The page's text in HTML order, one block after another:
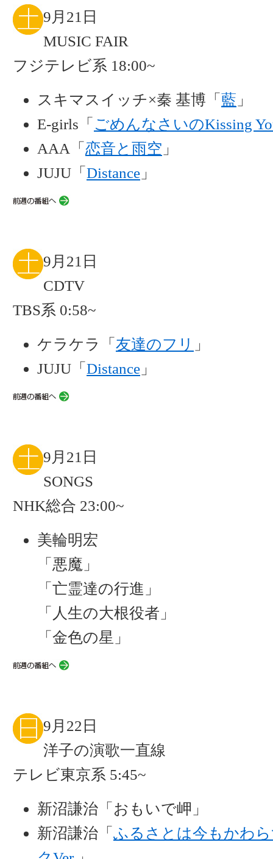
9月21日
MUSIC FAIR
フジテレビ系 18:00~
スキマスイッチ×秦 基博「 藍 」
E-girls「 ごめんなさいのKissing
AAA「 恋音と雨空 」
JUJU「 Distance 」
9月21日
CDTV
TBS系 0:58~
ケラケラ「 友達のフリ 」
JUJU「 Distance 」
9月21日
SONGS
NHK総合 23:00~
美輪明宏
「悪魔」
「亡霊達の行進」
「人生の大根役者」
「金色の星」
9月22日
洋子の演歌一直線
テレビ東京系 5:45~
新沼謙治「おもいで岬」
新沼謙治「 ふるさとは今もかわ